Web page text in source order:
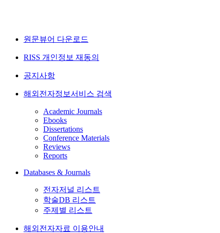
원문뷰어 다운로드
RISS 개인정보 재동의
공지사항
해외전자정보서비스 검색
Academic Journals
Ebooks
Dissertations
Conference Materials
Reviews
Reports
Databases & Journals
전자저널 리스트
학술DB 리스트
주제별 리스트
해외전자자료 이용안내